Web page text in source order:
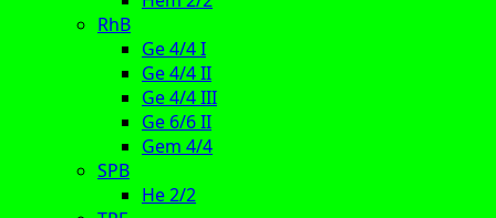
RhB
Ge 4/4 I
Ge 4/4 II
Ge 4/4 III
Ge 6/6 II
Gem 4/4
SPB
He 2/2